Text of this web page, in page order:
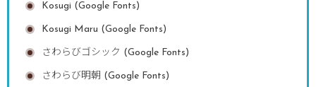
Kosugi (Google Fonts)
Kosugi Maru (Google Fonts)
さわらびゴシック (Google Fonts)
さわらび明朝 (Google Fonts)